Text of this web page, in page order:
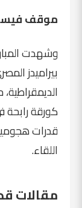
موقف
وشهدت
بيراميدز
كورقة
قدرات
اللقاء.
مقالات